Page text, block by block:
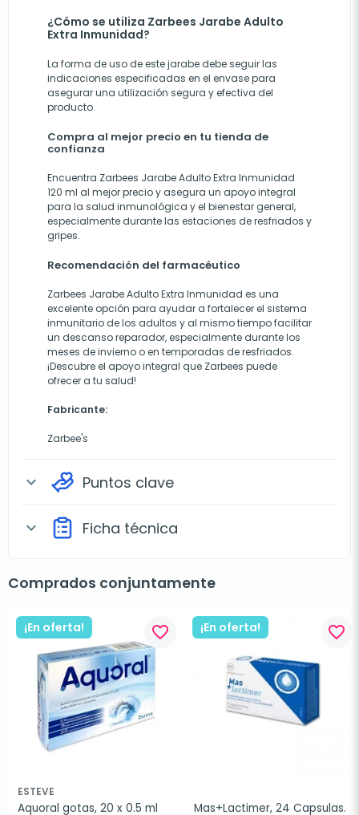
¿Cómo se utiliza Zarbees Jarabe Adulto
Extra Inmunidad?
La forma de uso de este jarabe debe seguir las
indicaciones especificadas en el envase para
asegurar una utilización segura y efectiva del
producto.
Compra al mejor precio en tu tienda de
confianza
Encuentra Zarbees Jarabe Adulto Extra Inmunidad
120 ml al mejor precio y asegura un apoyo integral
para la salud inmunológica y el bienestar general,
especialmente durante las estaciones de resfriados y
gripes.
Recomendación del farmacéutico
Zarbees Jarabe Adulto Extra Inmunidad es una
excelente opción para ayudar a fortalecer el sistema
inmunitario de los adultos y al mismo tiempo facilitar
un descanso reparador, especialmente durante los
meses de invierno o en temporadas de resfriados.
¡Descubre el apoyo integral que Zarbees puede
ofrecer a tu salud!
Fabricante:
Zarbee's
expand_more Puntos clave
expand_more Ficha técnica
Comprados conjuntamente
¡En oferta! favorite_border
ESTEVE
Aquoral gotas, 20 x 0.5 ml
¡En oferta! favorite_border
Mas+Lactimer, 24 Capsulas.